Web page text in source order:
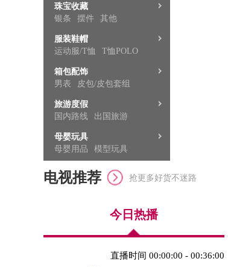
珠宝收藏
银条
摆件
其他
服装鞋帽
运动服/T恤
T恤POLO
箱包配饰
男表
皮包/皮包套组
旅游度假
国内路线
出国旅游
著名文旅
母婴玩具
母婴用品
模型玩具
电视推荐 抢更多好货不迷路
今日热播
直播时间 00:00:00 - 00:36:00